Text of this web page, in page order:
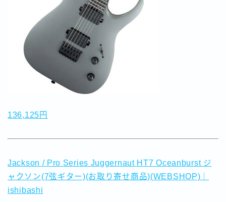
136,125円
Jackson / Pro Series Juggernaut HT7 Oceanburst ジ
ャクソン(7弦ギター)(お取り寄せ商品)(WEBSHOP)｜
ishibashi